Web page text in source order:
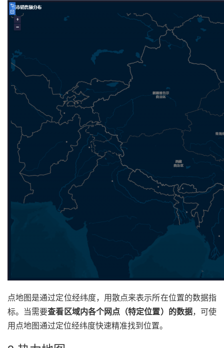
点地图是通过定位经纬度，用散点来表示所在位置的数据指
标。当需要查看区域内各个网点（特定位置）的数据，可使
用点地图通过定位经纬度快速精准找到位置。